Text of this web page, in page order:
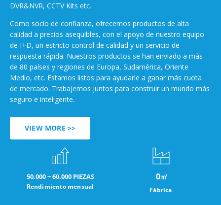
DVR&NVR, CCTV Kits etc..
Como socio de confianza, ofrecemos productos de alta
calidad a precios asequibles, con el apoyo de nuestro equipo
de I+D, un estricto control de calidad y un servicio de
respuesta rápida. Nuestros productos se han enviado a más
de 80 países y regiones de Europa, Sudamérica, Oriente
Medio, etc. Estamos listos para ayudarle a ganar más cuota
de mercado. Trabajemos juntos para construir un mundo más
seguro e inteligente.
VIEW MORE >>
50.000 ~ 60.000 PIEZAS
Rendimiento mensual Fábrica
0㎡